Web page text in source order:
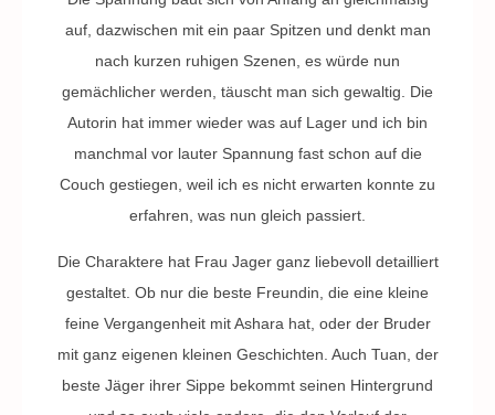
auf, dazwischen mit ein paar Spitzen und denkt man
nach kurzen ruhigen Szenen, es würde nun
gemächlicher werden, täuscht man sich gewaltig. Die
Autorin hat immer wieder was auf Lager und ich bin
manchmal vor lauter Spannung fast schon auf die
Couch gestiegen, weil ich es nicht erwarten konnte zu
erfahren, was nun gleich passiert.
Die Charaktere hat Frau Jager ganz liebevoll detailliert
gestaltet. Ob nur die beste Freundin, die eine kleine
feine Vergangenheit mit Ashara hat, oder der Bruder
mit ganz eigenen kleinen Geschichten. Auch Tuan, der
beste Jäger ihrer Sippe bekommt seinen Hintergrund